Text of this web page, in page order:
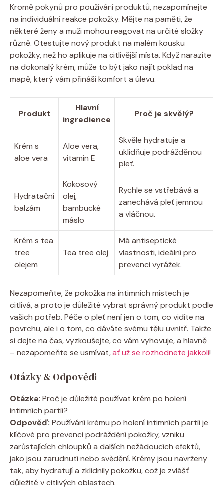
Kromě pokynů pro používání produktů, nezapomínejte
na individuální reakce pokožky. Mějte na paměti, že
některé ženy a muži mohou reagovat na určité složky
různě. Otestujte nový produkt na malém kousku
pokožky, než ho aplikuje na citlivější místa. Když narazíte
na dokonalý krém, může to být jako najít poklad na
mapě, který vám přináší komfort a úlevu.
Produkt
Hlavní
ingredience
Proč je skvělý?
Krém s
aloe vera
Aloe vera,
vitamin E
Skvěle hydratuje a
uklidňuje podrážděnou
pleť.
Hydratační
balzám
Kokosový
olej,
bambucké
máslo
Rychle se vstřebává a
zanechává pleť jemnou
a vláčnou.
Krém s tea
tree
olejem
Tea tree olej
Má antiseptické
vlastnosti, ideální pro
prevenci vyrážek.
Nezapomeňte, že pokožka na intimních místech je
citlivá, a proto je důležité vybrat správný produkt podle
vašich potřeb. Péče o pleť není jen o tom, co vidíte na
povrchu, ale i o tom, co dáváte svému tělu uvnitř. Takže
si dejte na čas, vyzkoušejte, co vám vyhovuje, a hlavně
– nezapomeňte se usmívat,ať už se rozhodnete jakkoli!
Otázky & Odpovědi
Otázka: Proč je důležité používat krém po holení
intimních partií?
Odpověď: Používání krému po holení intimních partií je
klíčové pro prevenci podráždění pokožky, vzniku
zarůstajících chloupků a dalších nežádoucích efektů,
jako jsou zarudnutí nebo svědění. Krémy jsou navrženy
tak, aby hydratují a zklidnily pokožku, což je zvlášť
důležité v citlivých oblastech.